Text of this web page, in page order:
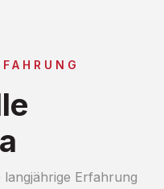
Erfahrung